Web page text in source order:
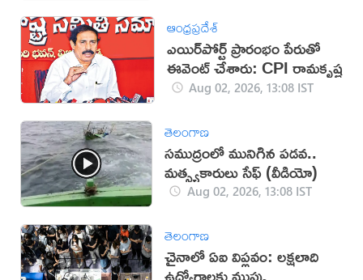
ఆంధ్రప్రదేశ్
ఎయిర్‌పోర్ట్ ప్రారంభం పేరుతో
ఈవెంట్ చేశారు: CPI రామకృష్ణ
Aug 02, 2026, 13:08 IST
తెలంగాణ
సముద్రంలో మునిగిన పడవ..
మత్స్యకారులు సేఫ్ (వీడియో)
Aug 02, 2026, 13:08 IST
తెలంగాణ
చైనాలో ఏఐ విప్లవం: లక్షలాది